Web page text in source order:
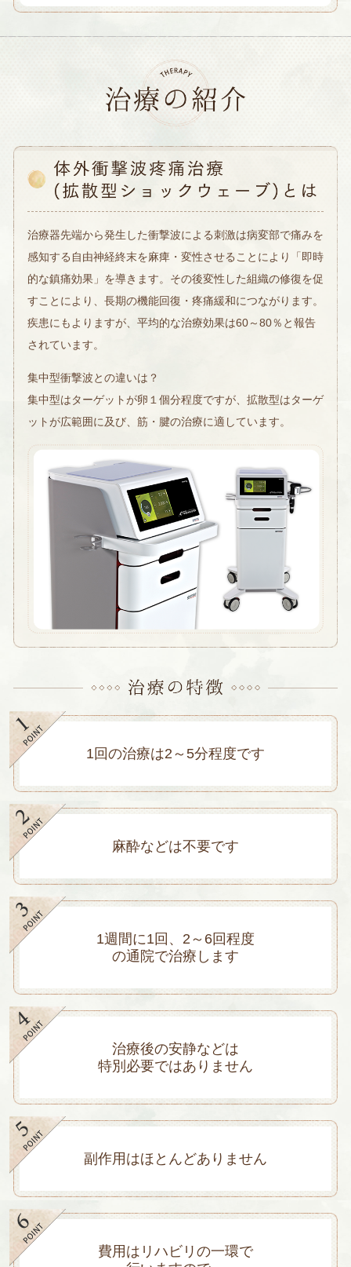
治療器先端から発生した衝撃波による刺激は病変部で痛みを
感知する自由神経終末を麻痺・変性させることにより「即時
的な鎮痛効果」を導きます。その後変性した組織の修復を促
すことにより、長期の機能回復・疼痛緩和につながります。
疾患にもよりますが、平均的な治療効果は60～80％と報告
されています。
集中型衝撃波との違いは？
集中型はターゲットが卵１個分程度ですが、拡散型はターゲ
ットが広範囲に及び、筋・腱の治療に適しています。
1回の治療は2～5分程度です
麻酔などは不要です
1週間に1回、2～6回程度
の通院で治療します
治療後の安静などは
特別必要ではありません
副作用はほとんどありません
費用はリハビリの一環で